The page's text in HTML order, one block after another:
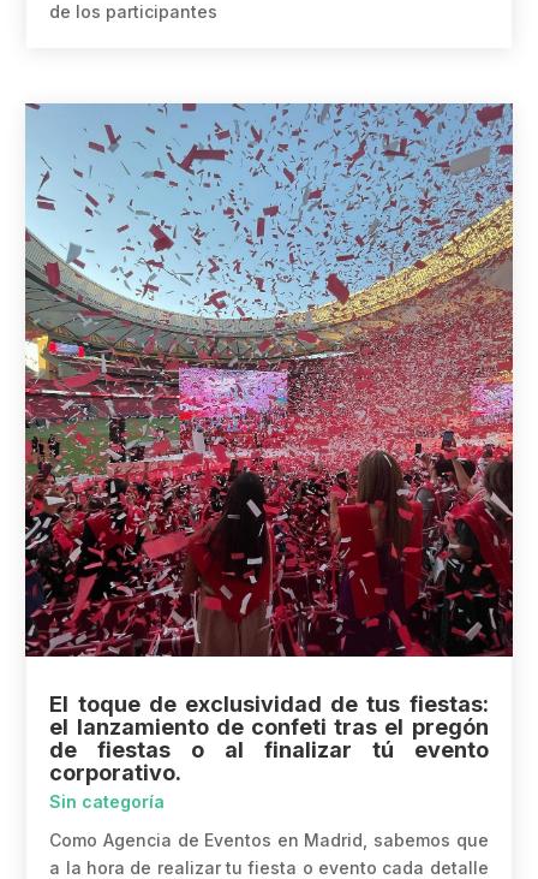
de los participantes
El toque de exclusividad de tus fiestas:
el lanzamiento de confeti tras el pregón
de fiestas o al finalizar tú evento
corporativo.
Sin categoría
Como Agencia de Eventos en Madrid, sabemos que
a la hora de realizar tu fiesta o evento cada detalle